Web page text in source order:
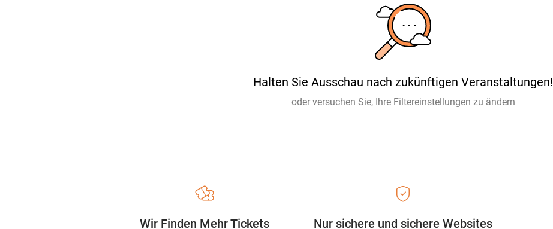
Halten Sie Ausschau nach zukünftigen Veranstaltungen!
oder versuchen Sie, Ihre Filtereinstellungen zu ändern
Nur sichere und sichere Websites
Wir Finden Mehr Tickets